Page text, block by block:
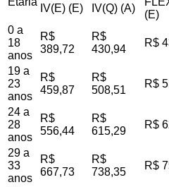
IV(E) (E)
IV(Q) (A)
(E)
0 a
18
anos
R$
389,72
R$
430,94
R$
19 a
23
anos
R$
459,87
R$
508,51
R$
24 a
28
anos
R$
556,44
R$
615,29
R$
29 a
33
anos
R$
667,73
R$
738,35
R$